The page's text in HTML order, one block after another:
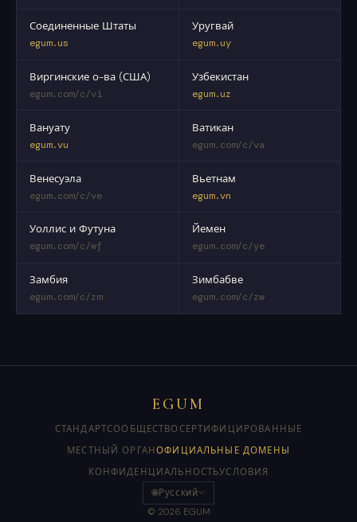
Соединенные Штаты
egum.us
Уругвай
egum.uy
Виргинские о-ва (США)
egum.com/c/vi
Узбекистан
egum.uz
Вануату
egum.vu
Ватикан
egum.com/c/va
Венесуэла
egum.com/c/ve
Вьетнам
egum.vn
Уоллис и Футуна
egum.com/c/wf
Йемен
egum.com/c/ye
Замбия
egum.com/c/zm
Зимбабве
egum.com/c/zw
EGUM
СТАНДАРТСООБЩЕСТВО СЕРТИФИЦИРОВАННЫЕ
МЕСТНЫЙ ОРГАНОФИЦИАЛЬНЫЕ ДОМЕНЫ
КОНФИДЕНЦИАЛЬНОСТЬУСЛОВИЯ
🌐Русский
© 2026 EGUM